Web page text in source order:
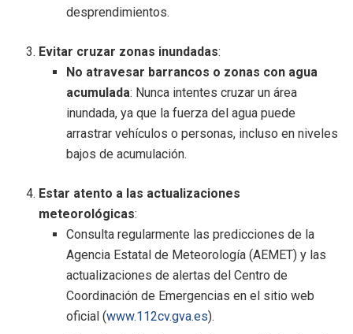
desprendimientos.
Evitar cruzar zonas inundadas:
No atravesar barrancos o zonas con agua
acumulada: Nunca intentes cruzar un área
inundada, ya que la fuerza del agua puede
arrastrar vehículos o personas, incluso en niveles
bajos de acumulación.
Estar atento a las actualizaciones
meteorológicas:
Consulta regularmente las predicciones de la
Agencia Estatal de Meteorología (AEMET) y las
actualizaciones de alertas del Centro de
Coordinación de Emergencias en el sitio web
oficial (www.112cv.gva.es).